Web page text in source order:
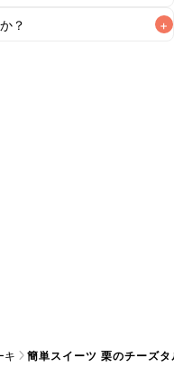
ィン型を使用してもお
を目安に生地を流し
ことなくきれいに仕上
に記載の設定温度で
？ +
作りいただけます。そ
キ 簡単スイーツ 栗のチーズタ